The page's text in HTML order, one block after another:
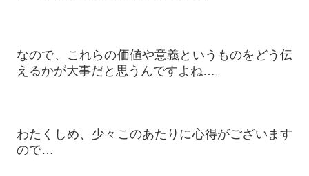
なので、これらの価値や意義というものをどう伝
えるかが大事だと思うんですよね…。
わたくしめ、少々このあたりに心得がございます
ので…